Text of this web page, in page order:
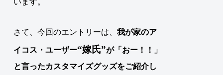
います。
さて、今回のエントリーは、我が家のア
イコス ・ユーザー“嫁氏”が「おー！！」
と言ったカスタマイズグッズをご紹介し